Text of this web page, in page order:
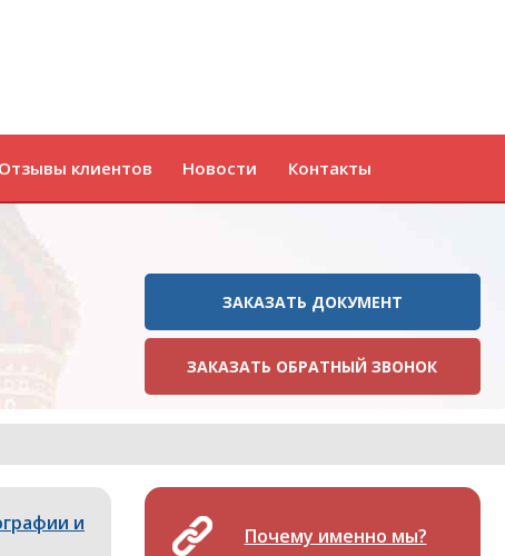
Отзывы клиентов Новости Контакты
ЗАКАЗАТЬ ДОКУМЕНТ
ЗАКАЗАТЬ ОБРАТНЫЙ ЗВОНОК
и
Почему именно мы?